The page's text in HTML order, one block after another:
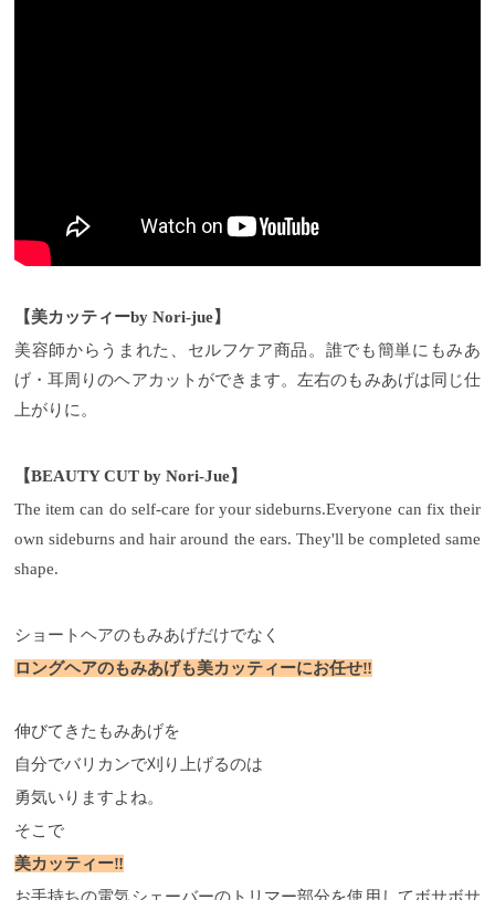
【美カッティーby Nori-jue】
美容師からうまれた、セルフケア商品。 誰でも簡単にもみあ
げ・耳周りのヘアカットができます。左右のもみあげは同じ仕
上がりに。
【BEAUTY CUT by Nori-Jue】
The item can do self-care for your sideburns.Everyone can fix their
own sideburns and hair around the ears. They'll be completed same
shape.
ショートヘアのもみあげだけでなく
ロングヘアのもみあげも美カッティーにお任せ‼️
伸びてきたもみあげを
自分でバリカンで刈り上げるのは
勇気いりますよね。
そこで
美カッティー‼️